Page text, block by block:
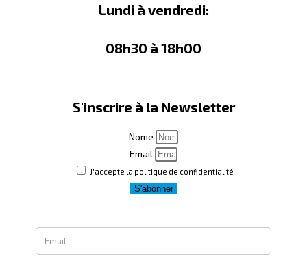
Lundi à vendredi:
08h30 à 18h00
S'inscrire à la Newsletter
Nome
Email
J'accepte la politique de confidentialité
S'abonner